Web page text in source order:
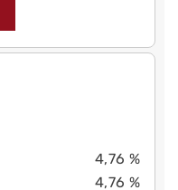
4,76 %
4,76 %